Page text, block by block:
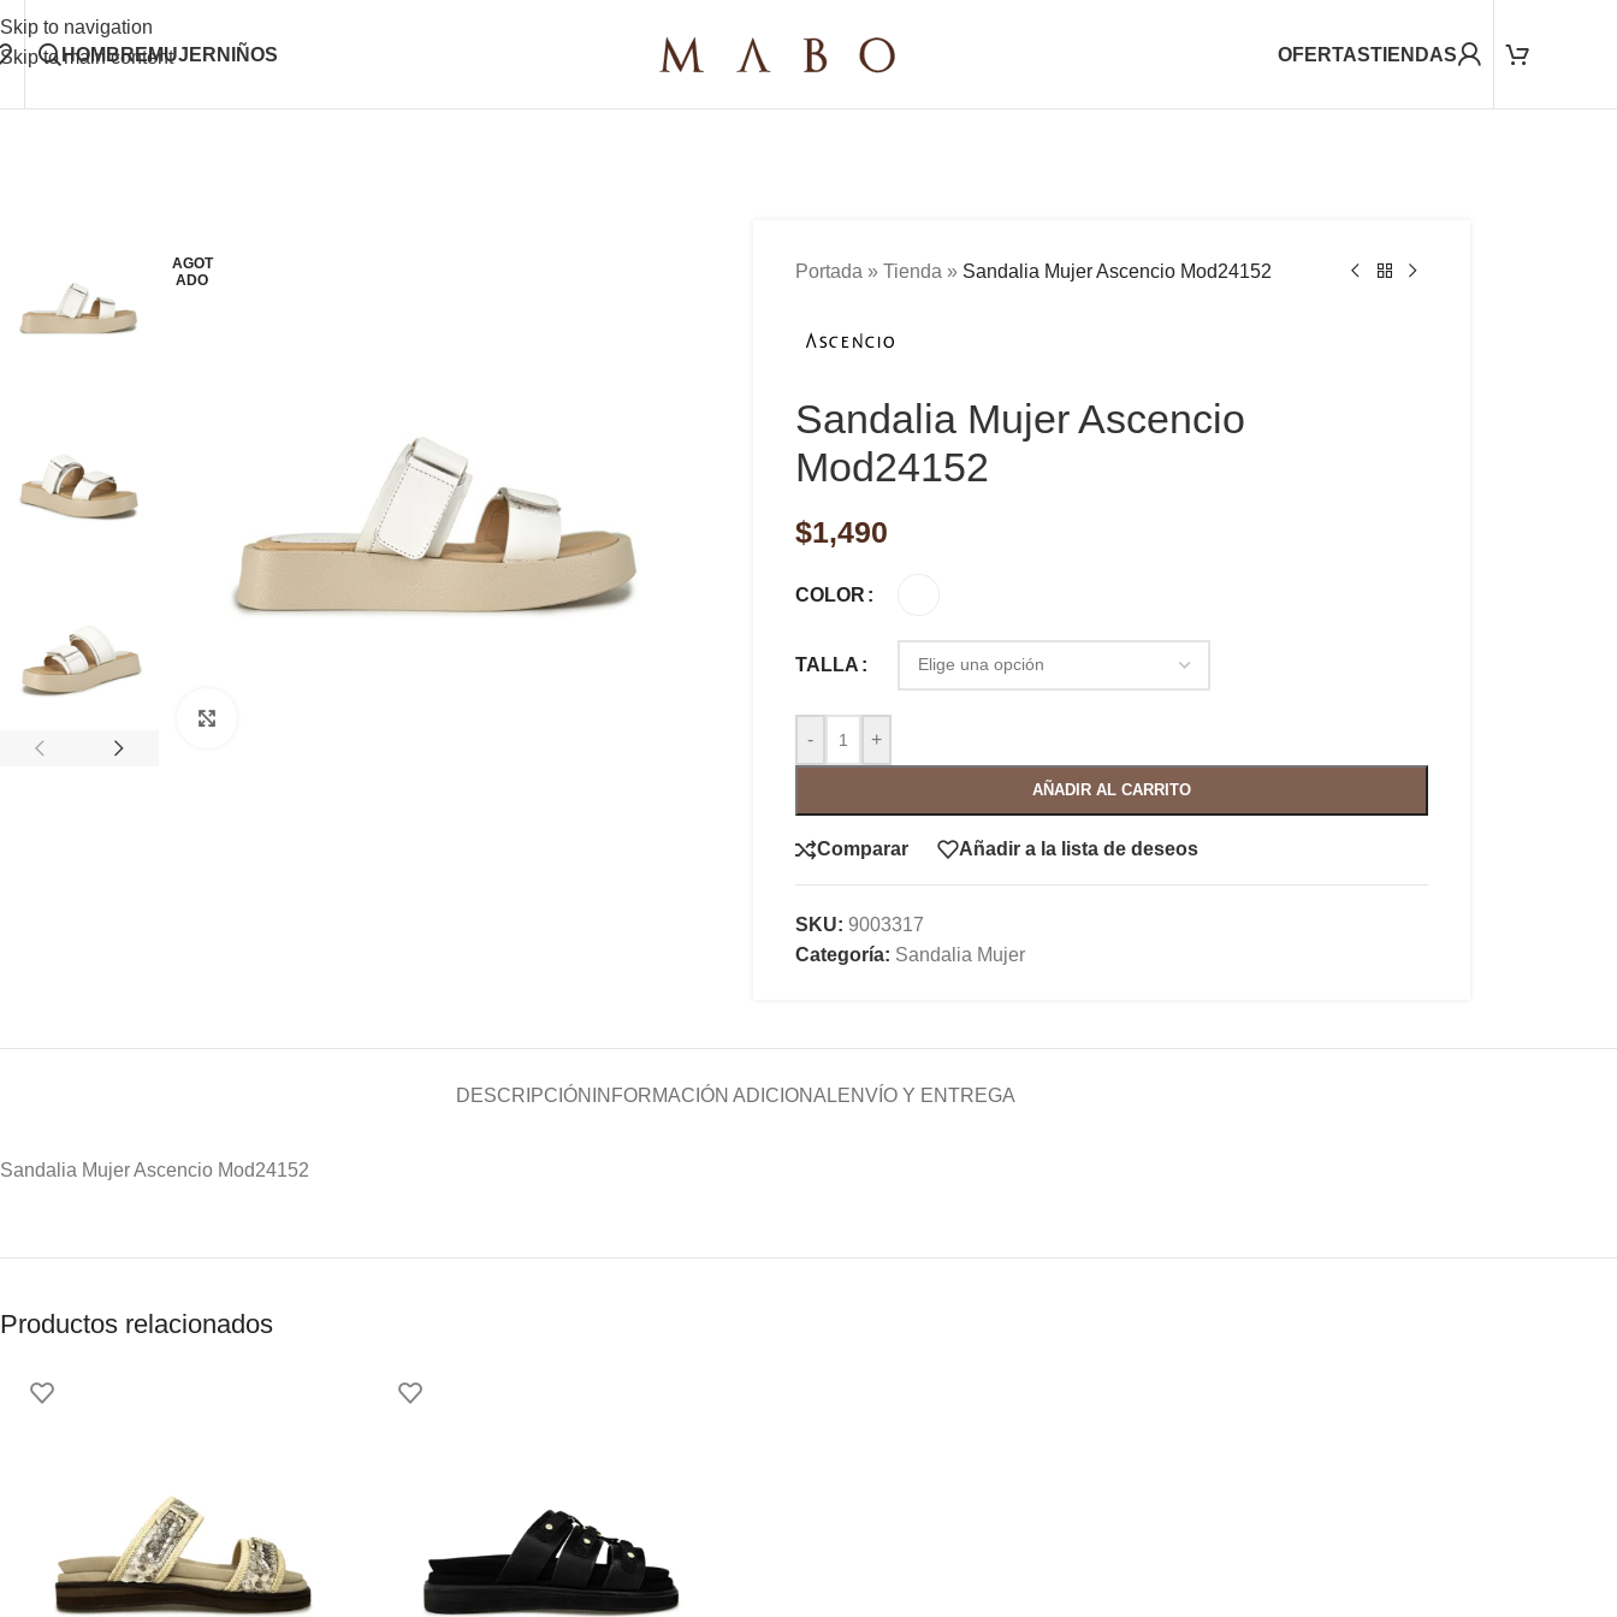
Skip to navigation
Skip to main content
HOMBREMUJER NIÑOS OFERTASTIENDAS
AGOT
ADO
Portada » Tienda » Sandalia Mujer Ascencio Mod24152
Sandalia Mujer Ascencio
Mod24152
$1,490
COLOR
TALLA
- +
AÑADIR AL CARRITO
Comparar Añadir a la lista de deseos
SKU: 9003317
Categoría: Sandalia Mujer
DESCRIPCIÓN INFORMACIÓN ADICIONALENVÍO Y ENTREGA
Sandalia Mujer Ascencio Mod24152
Productos relacionados